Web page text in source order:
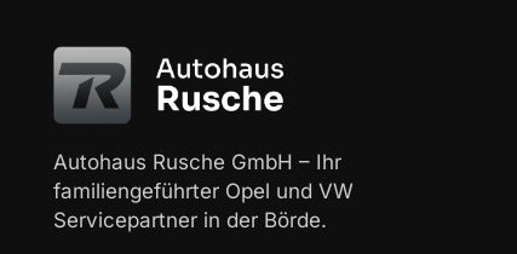
Autohaus Rusche GmbH – Ihr
familiengeführter Opel und VW
Servicepartner in der Börde.